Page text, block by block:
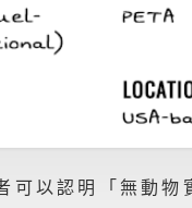
可以認明「無動物